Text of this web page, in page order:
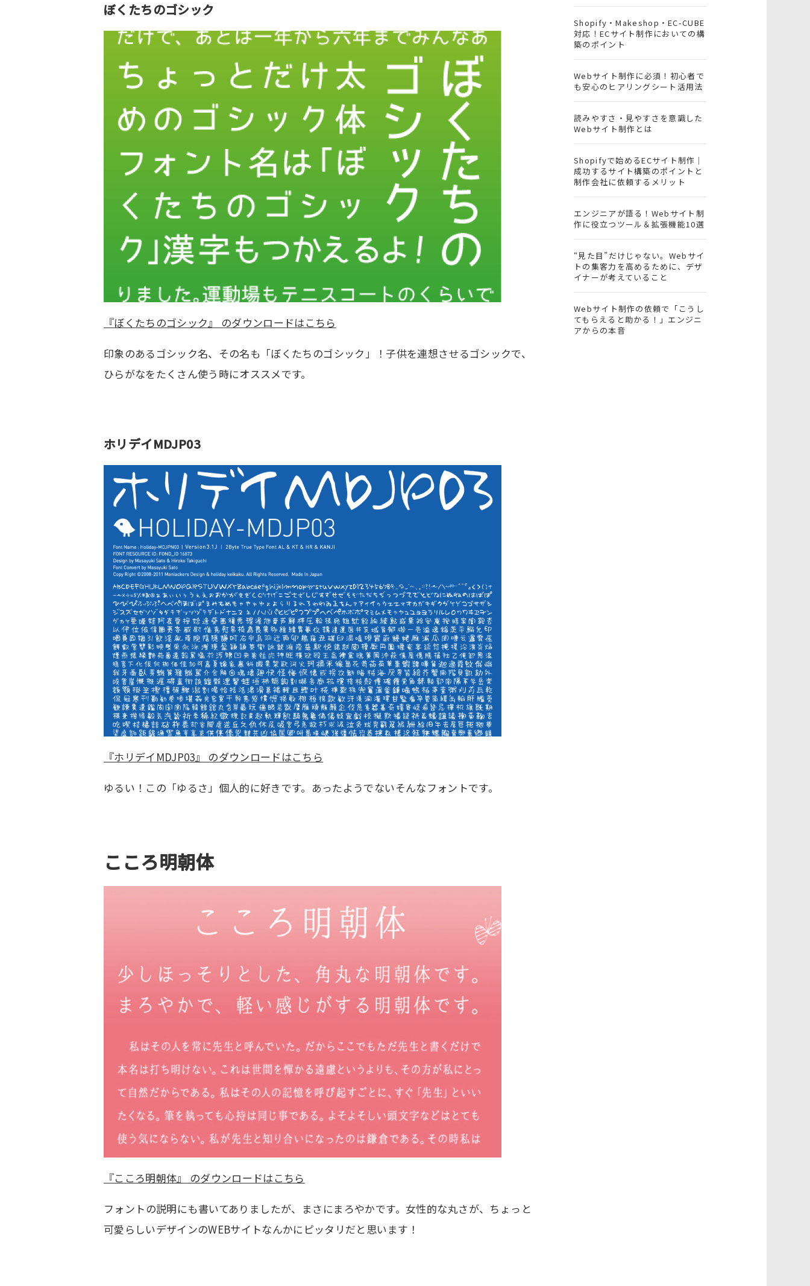
ぼくたちのゴシック
『ぼくたちのゴシック』 のダウンロードはこちら
印象のあるゴシック名、その名も「ぼくたちのゴシック」！子供を連想させるゴシックで、
ひらがなをたくさん使う時にオススメです。
ホリデイMDJP03
『ホリデイMDJP03』 のダウンロードはこちら
ゆるい！この「ゆるさ」個人的に好きです。あったようでないそんなフォントです。
こころ明朝体
『こころ明朝体』 のダウンロードはこちら
フォントの説明にも書いてありましたが、まさにまろやかです。女性的な丸さが、ちょっと
可愛らしいデザインのWEBサイトなんかにピッタリだと思います！
Shopify・Makeshop・EC-CUBE
対応！ECサイト制作においての構
築のポイント
Webサイト制作に必須！初心者で
も安心のヒアリングシート活用法
読みやすさ・見やすさを意識した
Webサイト制作とは
Shopifyで始めるECサイト制作｜
成功するサイト構築のポイントと
制作会社に依頼するメリット
エンジニアが語る！Webサイト制
作に役立つツール＆拡張機能10選
“見た目”だけじゃない。Webサイ
トの集客力を高めるために、デザ
イナーが考えていること
Webサイト制作の依頼で「こうし
てもらえると助かる！」エンジニ
アからの本音